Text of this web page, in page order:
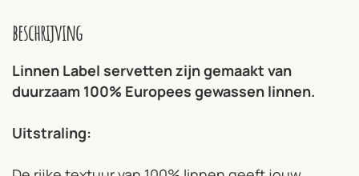
beschrijving
Linnen Label servetten zijn gemaakt van
duurzaam 100% Europees gewassen linnen.
Uitstraling: